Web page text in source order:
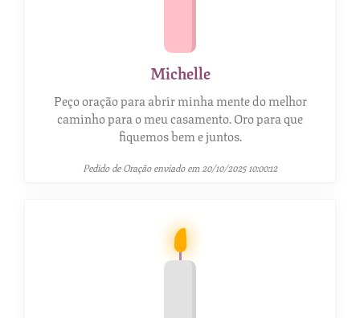
Michelle
Peço oração para abrir minha mente do melhor
caminho para o meu casamento. Oro para que
fiquemos bem e juntos.
Pedido de Oração enviado em 20/10/2025 10:00:12